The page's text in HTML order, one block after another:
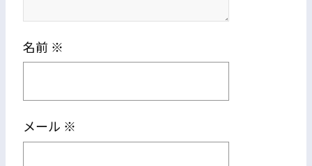
名前 ※
メール ※